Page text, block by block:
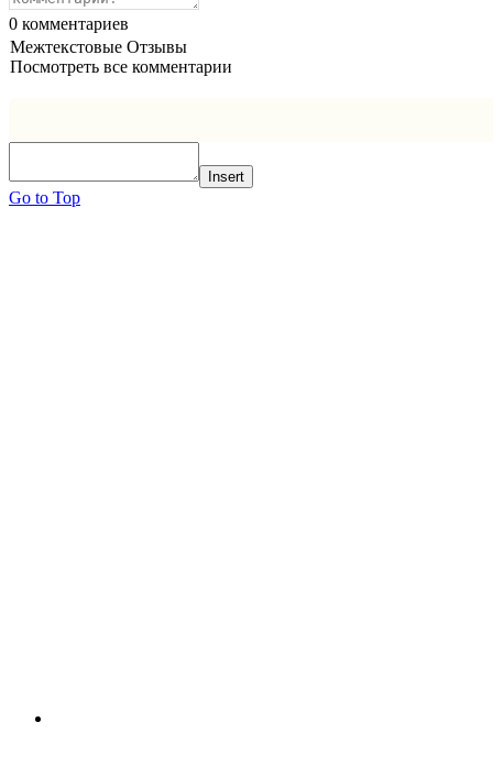
0 комментариев
Межтекстовые Отзывы
Посмотреть все комментарии
Insert
Go to Top